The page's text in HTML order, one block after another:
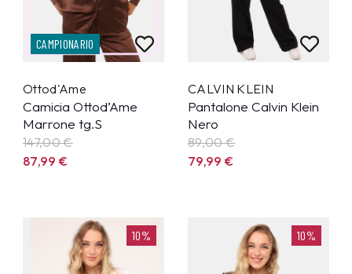
CAMPIONARIO
Ottod'Ame
Camicia Ottod’Ame
Marrone tg.S
147,00 €
87,99€
CALVIN KLEIN
Pantalone Calvin Klein
Nero
89,00 €
79,99€
10% 10%